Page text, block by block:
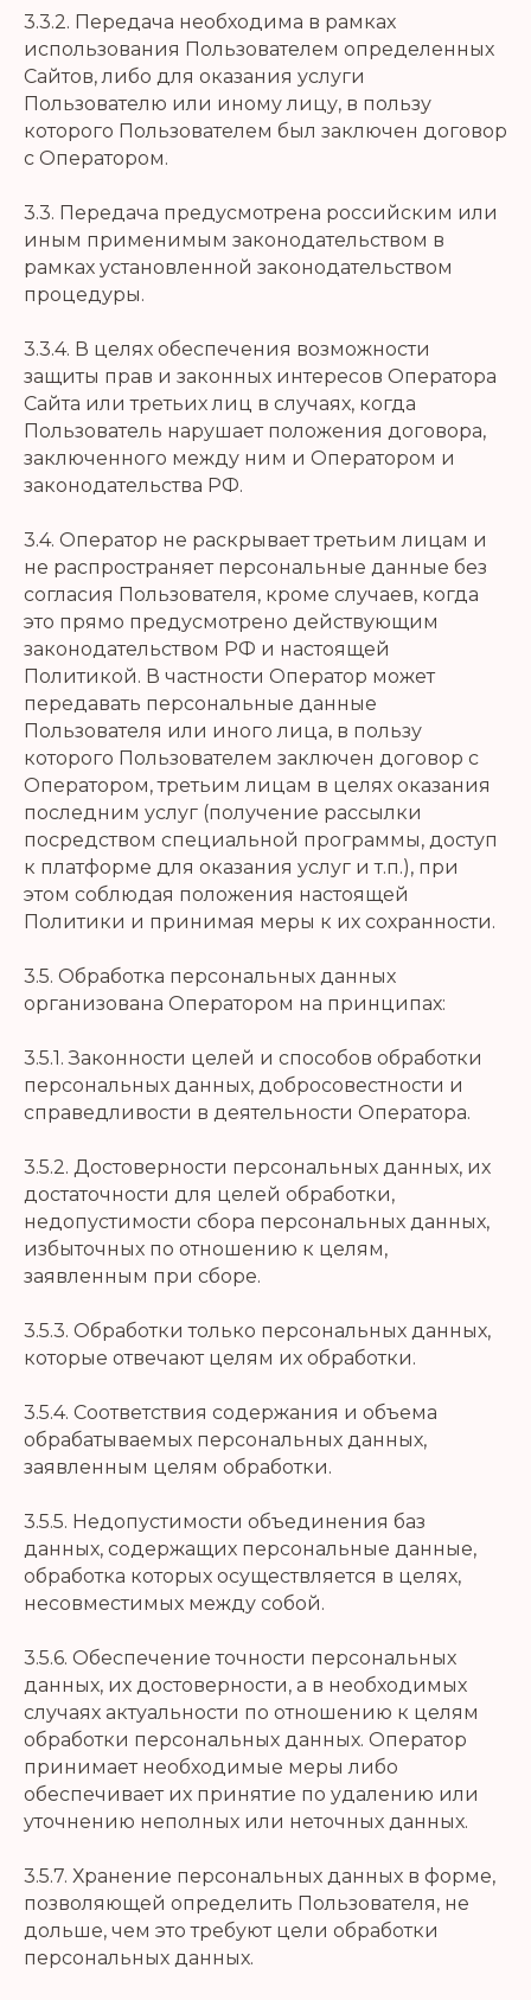
3.3.2. Передача необходима в рамках
использования Пользователем определенных
Сайтов, либо для оказания услуги
Пользователю или иному лицу, в пользу
которого Пользователем был заключен договор
с Оператором.
3.3. Передача предусмотрена российским или
иным применимым законодательством в
рамках установленной законодательством
процедуры.
3.3.4. В целях обеспечения возможности
защиты прав и законных интересов Оператора
Сайта или третьих лиц в случаях, когда
Пользователь нарушает положения договора,
заключенного между ним и Оператором и
законодательства РФ.
3.4. Оператор не раскрывает третьим лицам и
не распространяет персональные данные без
согласия Пользователя, кроме случаев, когда
это прямо предусмотрено действующим
законодательством РФ и настоящей
Политикой. В частности Оператор может
передавать персональные данные
Пользователя или иного лица, в пользу
которого Пользователем заключен договор с
Оператором, третьим лицам в целях оказания
последним услуг (получение рассылки
посредством специальной программы, доступ
к платформе для оказания услуг и т.п.), при
этом соблюдая положения настоящей
Политики и принимая меры к их сохранности.
3.5. Обработка персональных данных
организована Оператором на принципах:
3.5.1. Законности целей и способов обработки
персональных данных, добросовестности и
справедливости в деятельности Оператора.
3.5.2. Достоверности персональных данных, их
достаточности для целей обработки,
недопустимости сбора персональных данных,
избыточных по отношению к целям,
заявленным при сборе.
3.5.3. Обработки только персональных данных,
которые отвечают целям их обработки.
3.5.4. Соответствия содержания и объема
обрабатываемых персональных данных,
заявленным целям обработки.
3.5.5. Недопустимости объединения баз
данных, содержащих персональные данные,
обработка которых осуществляется в целях,
несовместимых между собой.
3.5.6. Обеспечение точности персональных
данных, их достоверности, а в необходимых
случаях актуальности по отношению к целям
обработки персональных данных. Оператор
принимает необходимые меры либо
обеспечивает их принятие по удалению или
уточнению неполных или неточных данных.
3.5.7. Хранение персональных данных в форме,
позволяющей определить Пользователя, не
дольше, чем это требуют цели обработки
персональных данных.